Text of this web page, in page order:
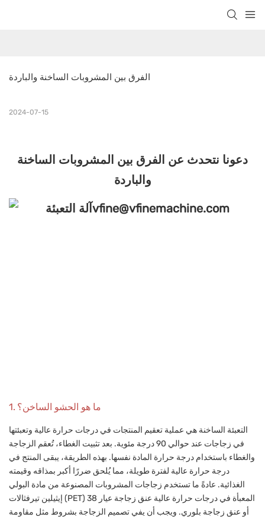
الفرق بين المشروبات الساخنة والباردة
2024-07-15
دعونا نتحدث عن الفرق بين المشروبات الساخنة
والباردة
1. ما هو الحشو الساخن؟
التعبئة الساخنة هي عملية تعقيم المنتجات في درجات حرارة عالية وتعبئتها
في زجاجات عند حوالي 90 درجة مئوية. بعد تثبيت الغطاء، تُعقم الزجاجة
والغطاء باستخدام درجة حرارة المادة نفسها. بهذه الطريقة، يبقى المنتج في
درجة حرارة عالية لفترة طويلة، مما يُلحق ضررًا أكبر بمذاقه وقيمته
الغذائية. عادةً ما تستخدم زجاجات المشروبات المصنوعة من مادة البولي
إيثيلين تيرفثالات (PET) المعبأة في درجات حرارة عالية عنق زجاجة عيار 38
أو عنق زجاجة بلوري. ويجب أن يفي تصميم الزجاجة بشروط مثل مقاومة